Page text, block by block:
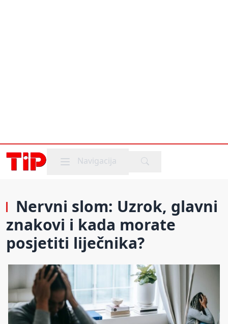
Mobile menu
Navigacija
Nervni slom: Uzrok, glavni
znakovi i kada morate
posjetiti liječnika?